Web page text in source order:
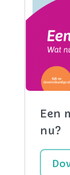
Een
nu?